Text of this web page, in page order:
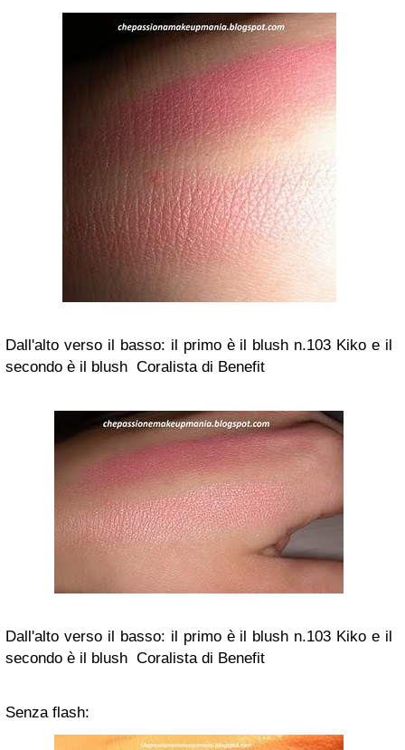
Dall'alto verso il basso: il primo è il blush n.103 Kiko e il
secondo è il blush Coralista di Benefit
Dall'alto verso il basso: il primo è il blush n.103 Kiko e il
secondo è il blush Coralista di Benefit
Senza flash: